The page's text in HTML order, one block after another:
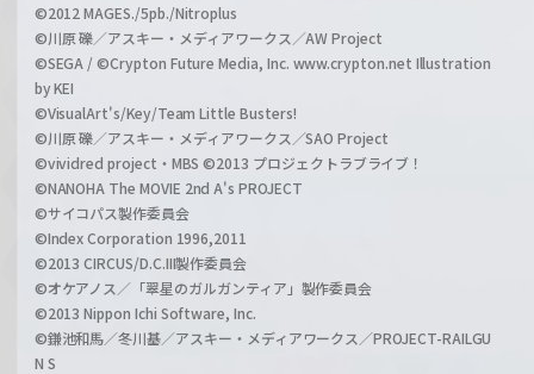
©2012 MAGES./5pb./Nitroplus
©川原 礫／アスキー・メディアワークス／AW Project
©SEGA / ©Crypton Future Media, Inc. www.crypton.net Illustration
by KEI
©VisualArt's/Key/Team Little Busters!
©川原 礫／アスキー・メディアワークス／SAO Project
©vividred project・MBS ©2013 プロジェクトラブライブ！
©NANOHA The MOVIE 2nd A's PROJECT
©サイコパス製作委員会
©Index Corporation 1996,2011
©2013 CIRCUS/D.C.III製作委員会
©オケアノス／「翠星のガルガンティア」製作委員会
©2013 Nippon Ichi Software, Inc.
©鎌池和馬／冬川基／アスキー・メディアワークス／PROJECT-RAILGU
N S